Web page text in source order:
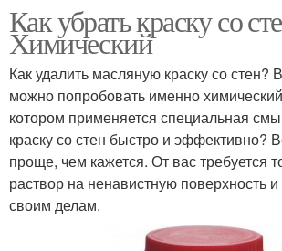
Как убрать краску со
Химический
Как удалить масляную краску со стен?
можно попробовать именно
котором применяется специальная
краску со стен быстро и эффективно?
проще, чем кажется. От вас требуется
раствор на ненавистную поверхность
своим делам.